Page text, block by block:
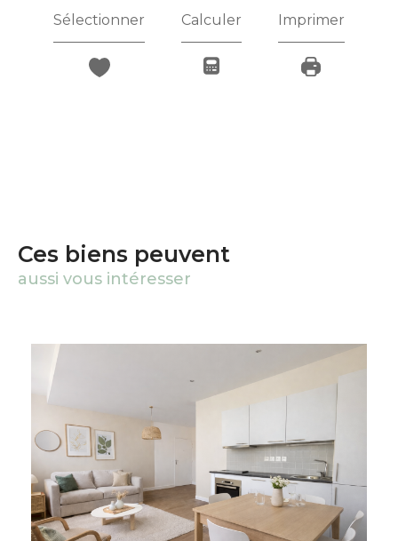
Sélectionner Calculer Imprimer
Ces biens peuvent
aussi vous intéresser